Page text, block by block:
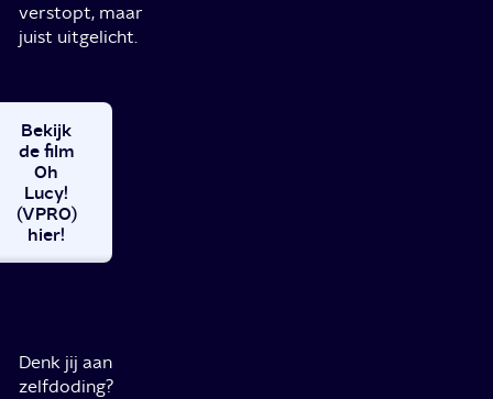
verstopt, maar
juist uitgelicht.
Bekijk
de film
Oh
Lucy!
(VPRO)
hier!
Denk jij aan
zelfdoding?